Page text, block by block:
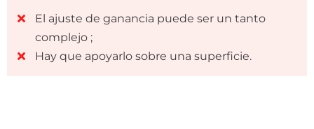
El ajuste de ganancia puede ser un tanto
complejo ;
Hay que apoyarlo sobre una superficie.